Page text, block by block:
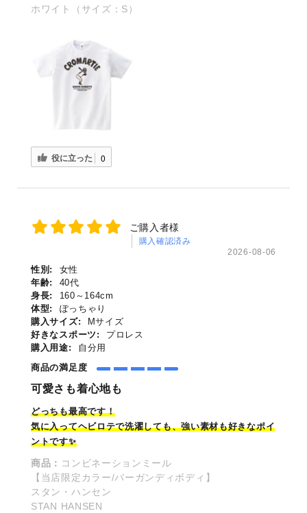
ホワイト（サイズ：S）
役に立った 0
ご購入者様
購入確認済み
2026-08-06
性別:
女性
年齢:
40代
身長:
160～164cm
体型:
ぽっちゃり
購入サイズ:
Mサイズ
好きなスポーツ:
プロレス
購入用途:
自分用
商品の満足度
可愛さも着心地も
どっちも最高です！
気に入ってヘビロテで洗濯しても、強い素材も好きなポイ
ントです✨
商品： コンビネーションミール
【当店限定カラー/バーガンディボディ】
スタン・ハンセン
STAN HANSEN